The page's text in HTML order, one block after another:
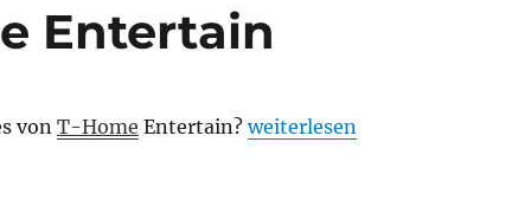
Entertain
von T-Home Entertain?„Neues von T-Home
weiterlesen